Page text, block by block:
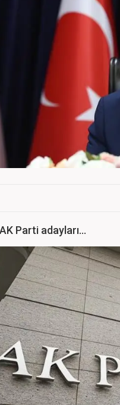
Parti adayları...